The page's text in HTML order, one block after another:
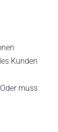
Kunden
muss